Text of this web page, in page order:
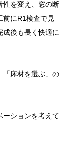
性を変え、窓の断
前にR1検査で見
後も長く快適に
「床材を選ぶ」の
ーションを考えて